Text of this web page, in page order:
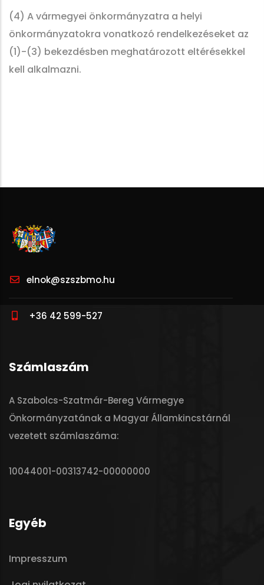
(4) A vármegyei önkormányzatra a helyi
önkormányzatokra vonatkozó rendelkezéseket az
(1)-(3) bekezdésben meghatározott eltérésekkel
kell alkalmazni.
elnok@szszbmo.hu
+36 42 599-527
Számlaszám
A Szabolcs-Szatmár-Bereg Vármegye
Önkormányzatának a Magyar Államkincstárnál
vezetett számlaszáma:
10044001-00313742-00000000
Egyéb
Impresszum